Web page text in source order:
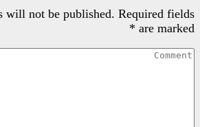
Your email address will not be